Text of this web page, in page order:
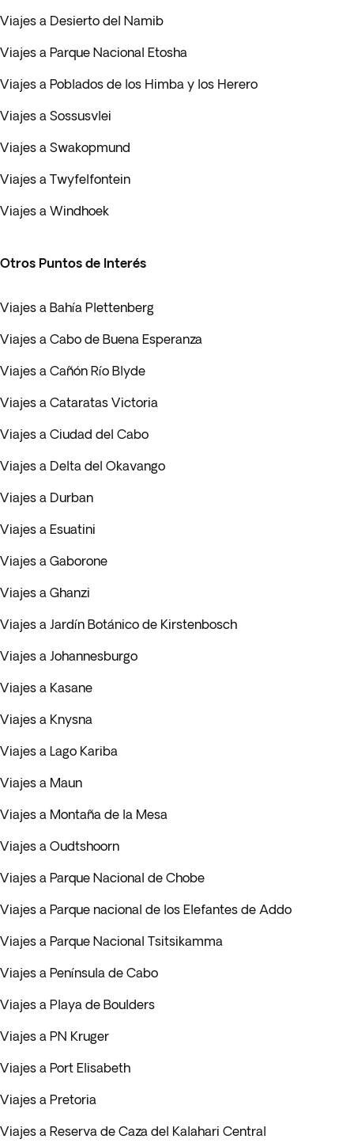
Viajes a Desierto del Namib
Viajes a Parque Nacional Etosha
Viajes a Poblados de los Himba y los Herero
Viajes a Sossusvlei
Viajes a Swakopmund
Viajes a Twyfelfontein
Viajes a Windhoek
Otros Puntos de Interés
Viajes a Bahía Plettenberg
Viajes a Cabo de Buena Esperanza
Viajes a Cañón Río Blyde
Viajes a Cataratas Victoria
Viajes a Ciudad del Cabo
Viajes a Delta del Okavango
Viajes a Durban
Viajes a Esuatini
Viajes a Gaborone
Viajes a Ghanzi
Viajes a Jardín Botánico de Kirstenbosch
Viajes a Johannesburgo
Viajes a Kasane
Viajes a Knysna
Viajes a Lago Kariba
Viajes a Maun
Viajes a Montaña de la Mesa
Viajes a Oudtshoorn
Viajes a Parque Nacional de Chobe
Viajes a Parque nacional de los Elefantes de Addo
Viajes a Parque Nacional Tsitsikamma
Viajes a Península de Cabo
Viajes a Playa de Boulders
Viajes a PN Kruger
Viajes a Port Elisabeth
Viajes a Pretoria
Viajes a Reserva de Caza del Kalahari Central